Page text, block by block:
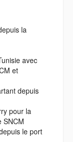
la
avec
et
depuis
pour la
SNCM
le port